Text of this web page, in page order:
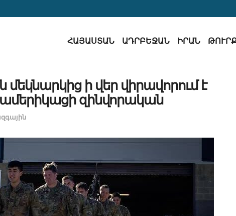
ՀԱՅԱՍՏԱՆ ԱԴՐԲԵՋԱՆ ԻՐԱՆ
մեկնարկից ի վեր վիրավորում է
ամերիկացի զինվորական